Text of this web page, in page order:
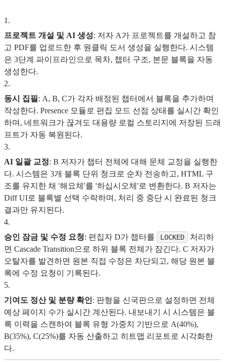
1 .
프로젝트 개설 및 AI 생성: 저자 A가 프로젝트를 개설하고 참
고 PDF를 업로드한 후 원클릭 도서 생성을 실행한다. 시스템
은 3단계 파이프라인으로 목차, 챕터 구조, 본문 블록을 자동
생성한다.
2.
동시 집필 : A, B, C가 각자 배정된 챕터에서 블록을 추가하며
작성한다. Presence 모듈로 편집 모드 선점 상태를 실시간 확인
하며, 네트워크가 끊겨도 대용량 로컬 스토리지에 저장된 드래
프트가 자동 복원된다.
3.
AI 일괄 교정: B 저자가 챕터 전체에 대해 문체 교정을 실행한
다. 시스템은 3개 블록 단위 청크로 순차 전송하고, HTML 구
조를 유지한 채 '해요체'를 '하십시오체'로 변환한다. B 저자는
Diff UI로 블록별 선택 수락하며, 처리 중 중단 시 완료된 청크
결과만 유지된다.
4.
승인 잠금 및 수정 요청: 편집자 D가 챕터를 LOCKED
처리하
면 Cascade Transition으로 하위 블록 전체가 잠긴다. C 저자가
오탈자를 발견하면 원본 직접 수정은 차단되고, 해당 원본 블
록에 수정 요청이 기록된다.
5.
기여도 정산 및 분량 확인: 판형을 신국판으로 설정하면 전체
예상 페이지 수가 실시간 계산된다. 내보내기 시 시스템은 블
록 이력을 스캔하여 블록 유형 가중치 기반으로 A(40%),
B(35%), C(25%)를 자동 산출하고 히트맵 리포트로 시각화한
다.